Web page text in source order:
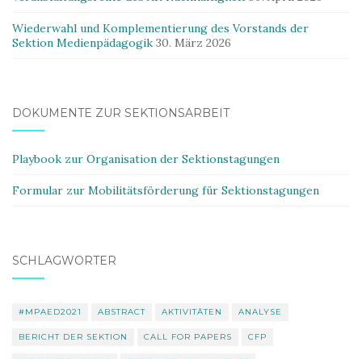
Wiederwahl und Komplementierung des Vorstands der
Sektion Medienpädagogik 30. März 2026
DOKUMENTE ZUR SEKTIONSARBEIT
Playbook zur Organisation der Sektionstagungen
Formular zur Mobilitätsförderung für Sektionstagungen
SCHLAGWÖRTER
#MPAED2021 ABSTRACT AKTIVITÄTEN ANALYSE
BERICHT DER SEKTION CALL FOR PAPERS CFP